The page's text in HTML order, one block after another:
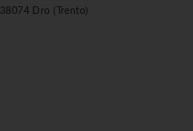
38074 Dro (Trento)